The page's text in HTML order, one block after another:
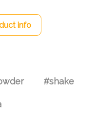
info
#shake